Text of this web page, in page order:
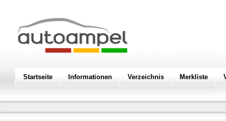
Startseite Informationen Verzeichnis Merkliste